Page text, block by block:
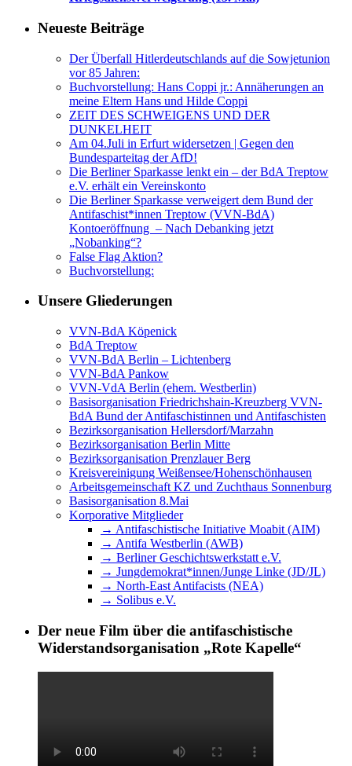
Neueste Beiträge
Der Überfall Hitlerdeutschlands auf die Sowjetunion
vor 85 Jahren:
Buchvorstellung: Hans Coppi jr.: Annäherungen an
meine Eltern Hans und Hilde Coppi
ZEIT DES SCHWEIGENS UND DER
DUNKELHEIT
Am 04.Juli in Erfurt widersetzen | Gegen den
Bundesparteitag der AfD!
Die Berliner Sparkasse lenkt ein – der BdA Treptow
e.V. erhält ein Vereinskonto
Die Berliner Sparkasse verweigert dem Bund der
Antifaschist*innen Treptow (VVN-BdA)
Kontoeröffnung – Nach Debanking jetzt
„Nobanking“?
False Flag Aktion?
Buchvorstellung:
Unsere Gliederungen
VVN-BdA Köpenick
BdA Treptow
VVN-BdA Berlin – Lichtenberg
VVN-BdA Pankow
VVN-VdA Berlin (ehem. Westberlin)
Basisorganisation Friedrichshain-Kreuzberg VVN-
BdA Bund der Antifaschistinnen und Antifaschisten
Bezirksorganisation Hellersdorf/Marzahn
Bezirksorganisation Berlin Mitte
Bezirksorganisation Prenzlauer Berg
Kreisvereinigung Weißensee/Hohenschönhausen
Arbeitsgemeinschaft KZ und Zuchthaus Sonnenburg
Basisorganisation 8.Mai
Korporative Mitglieder
→ Antifaschistische Initiative Moabit (AIM)
→ Antifa Westberlin (AWB)
→ Berliner Geschichtswerkstatt e.V.
→ Jungdemokrat*innen/Junge Linke (JD/JL)
→ North-East Antifacists (NEA)
→ Solibus e.V.
Der neue Film über die antifaschistische
Widerstandsorganisation „Rote Kapelle“